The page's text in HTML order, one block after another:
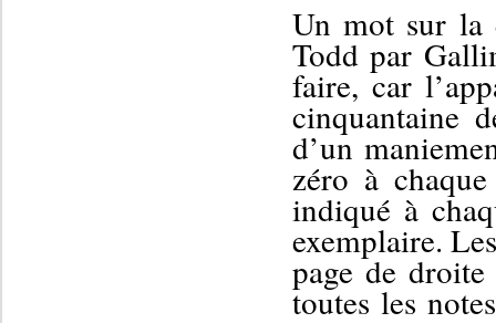
Un mot sur la
Toddpar
faire, car
cinquantaine
d’un
zéro à
indiqué à
exemplaire.
pagede
toutes les